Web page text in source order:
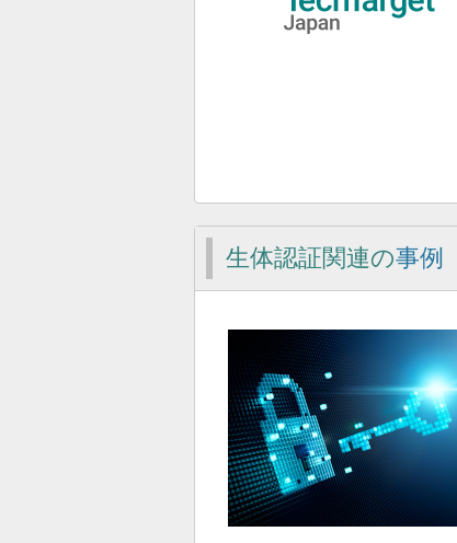
生体認証関連の事例